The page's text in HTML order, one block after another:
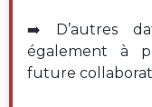
➡️ D’autres
également à
future